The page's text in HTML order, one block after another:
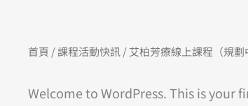
首頁 /課程活動快訊/ 艾柏芳療線上課程（規劃
Welcome to WordPress. This is